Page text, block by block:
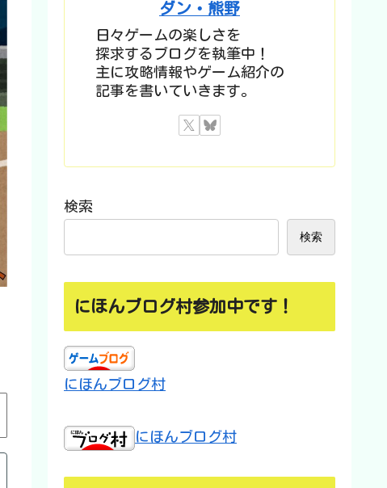
ダン・熊野
日々ゲームの楽しさを
探求するブログを執筆中！
主に攻略情報やゲーム紹介の
記事を書いていきます。
検索
検索
にほんブログ村参加中です！
にほんブログ村
にほんブログ村